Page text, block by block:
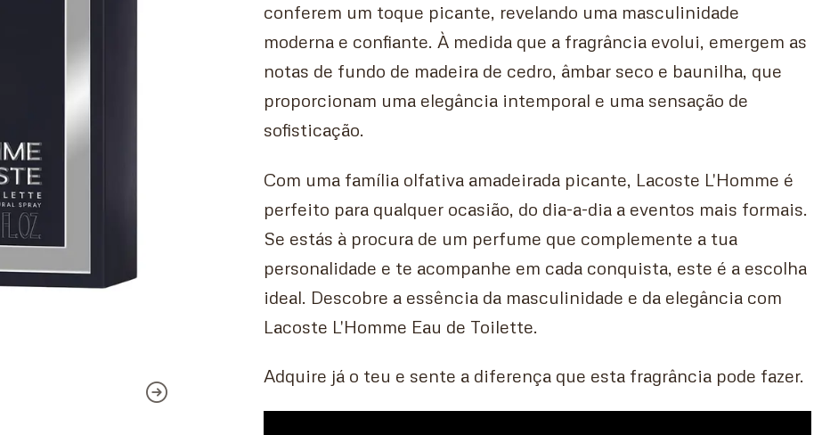
conferem um toque picante, revelando uma masculinidade
moderna e confiante. À medida que a fragrância evolui, emergem as
notas de fundo de madeira de cedro, âmbar seco e baunilha, que
proporcionam uma elegância intemporal e uma sensação de
sofisticação.
Com uma família olfativa amadeirada picante, Lacoste L'Homme é
perfeito para qualquer ocasião, do dia-a-dia a eventos mais formais.
Se estás à procura de um perfume que complemente a tua
personalidade e te acompanhe em cada conquista, este é a escolha
ideal. Descobre a essência da masculinidade e da elegância com
Lacoste L'Homme Eau de Toilette.
Adquire já o teu e sente a diferença que esta fragrância pode fazer.